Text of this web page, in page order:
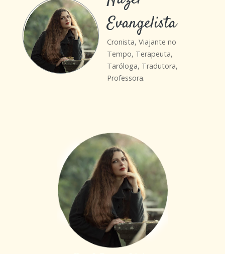
Evangelista
Cronista, Viajante no
Tempo, Terapeuta,
Taróloga, Tradutora,
Professora.